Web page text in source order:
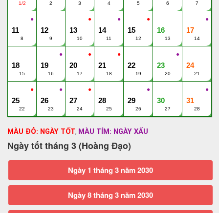
1/2 2 3 4 5 6 7
●
11
8
12
9
●
13
10
●
14
11
●
15
12
16
13
●
17
14
18
15
●
19
16
●
20
17
●
21
18
22
19
●
23
20
24
21
●
25
22
●
26
23
●
27
24
28
25
●
29
26
30
27
●
31
28
MÀU ĐỎ: NGÀY TỐT, MÀU TÍM: NGÀY XẤU
Ngày tốt tháng 3 (Hoàng Đạo)
Ngày 1 tháng 3 năm 2030
Ngày 8 tháng 3 năm 2030